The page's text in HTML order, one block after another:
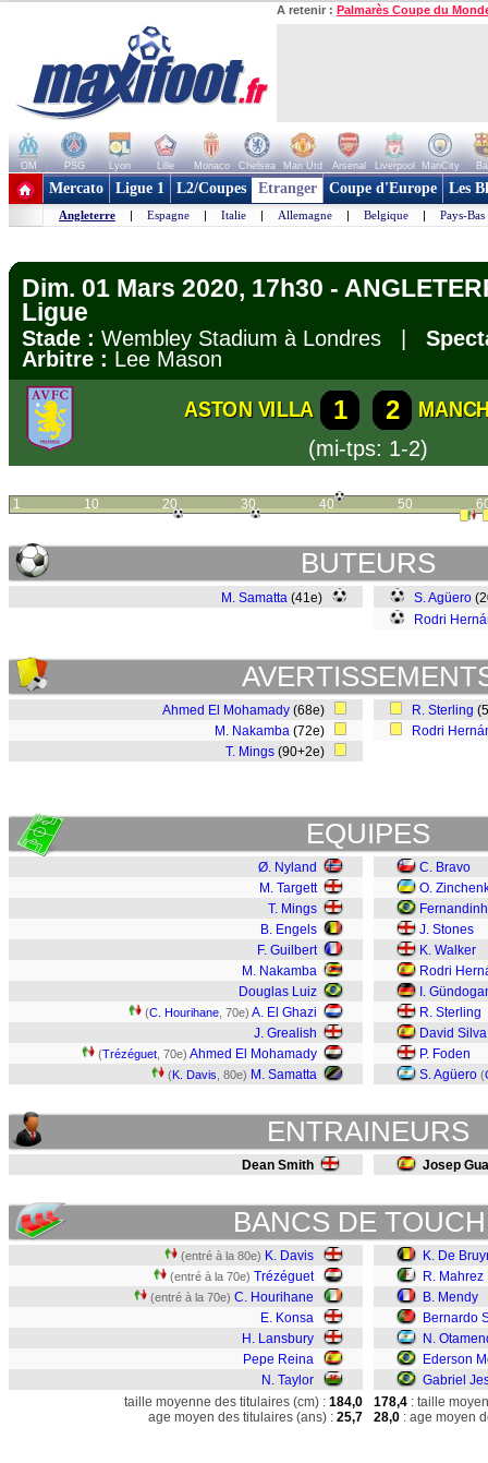
A retenir : Palmarès Coupe du
OM PSG Lyon Lille Monaco Chelsea Man Utd Arsenal Liverpool ManCity
+ de clubs
Mercato Ligue 1 L2/Coupes Etranger Coupe d'Europe Les
Angleterre | Espagne | Italie | Allemagne | Belgique | Pays-Bas
Dim. 01 Mars 2020, 17h30 -
Ligue
Stade : Wembley Stadium à Londres |
Arbitre : Lee Mason
ASTON VILLA 1 2
(mi-tps: 1-2)
1 10 20 30 40 50
BUTEURS
M. Samatta (41e) S. Agüero
Rodri
Ahmed El Mohamady (68e)
M. Nakamba (72e)
T. Mings (90+2e)
R. Sterling
Rodri
EQUIPES
Ø. Nyland
M. Targett
T. Mings
B. Engels
F. Guilbert
M. Nakamba
Douglas Luiz
(C. Hourihane , 70e) A. El Ghazi
J. Grealish
(Trézéguet , 70e) Ahmed El Mohamady
(K. Davis , 80e) M. Samatta
C. Bravo
O.
J. Stones
K. Walker
Rodri
I.
R. Sterling
David Silva
P. Foden
S. Agüero (
ENTRAINEURS
Dean Smith Josep
BANCS DE
(entré à la 80e) K. Davis
(entré à la 70e) Trézéguet
(entré à la 70e) C. Hourihane
E. Konsa
H. Lansbury
Pepe Reina
N. Taylor
K. De
R. Mahrez
B. Mendy
Bernardo
N.
Ederson
Gabriel
taille moyenne des titulaires (cm) : 184,0
age moyen des titulaires (ans) : 25,7
178,4 : taille
28,0 : age moyen